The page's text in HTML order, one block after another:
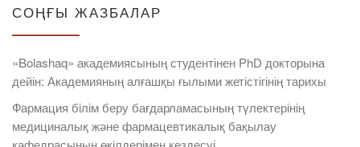
СОҢҒЫ ЖАЗБАЛАР
«Bolashaq» академиясының студентінен PhD докторына
дейін: Академияның алғашқы ғылыми жетістігінің тарихы
Фармация білім беру бағдарламасының түлектерінің
медициналық және фармацевтикалық бақылау